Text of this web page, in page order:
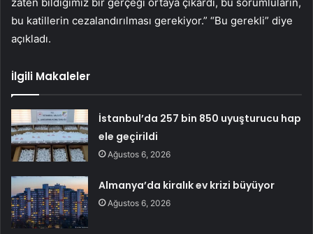
bu katillerin cezalandırılması gerekiyor.” “Bu gerekli” diye
açıkladı.
İlgili Makaleler
İstanbul’da 257 bin 850 uyuşturucu hap
ele geçirildi
Ağustos 6, 2026
Almanya’da kiralık ev krizi büyüyor
Ağustos 6, 2026